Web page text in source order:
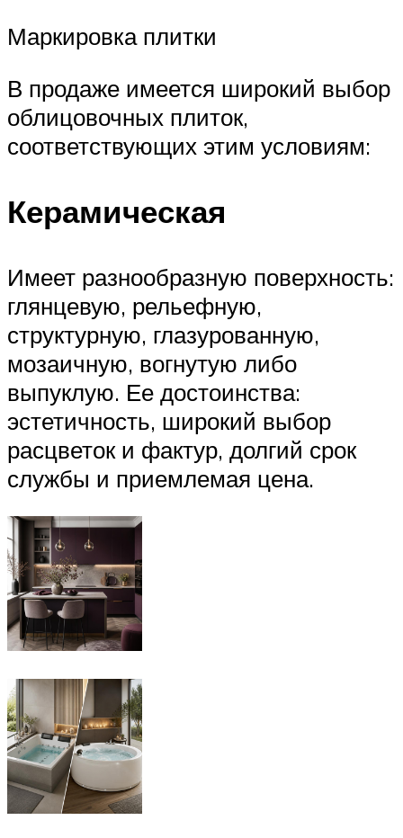
Маркировка плитки
В продаже имеется широкий выбор
облицовочных плиток,
соответствующих этим условиям:
Керамическая
Имеет разнообразную поверхность:
глянцевую, рельефную,
структурную, глазурованную,
мозаичную, вогнутую либо
выпуклую. Ее достоинства:
эстетичность, широкий выбор
расцветок и фактур, долгий срок
службы и приемлемая цена.